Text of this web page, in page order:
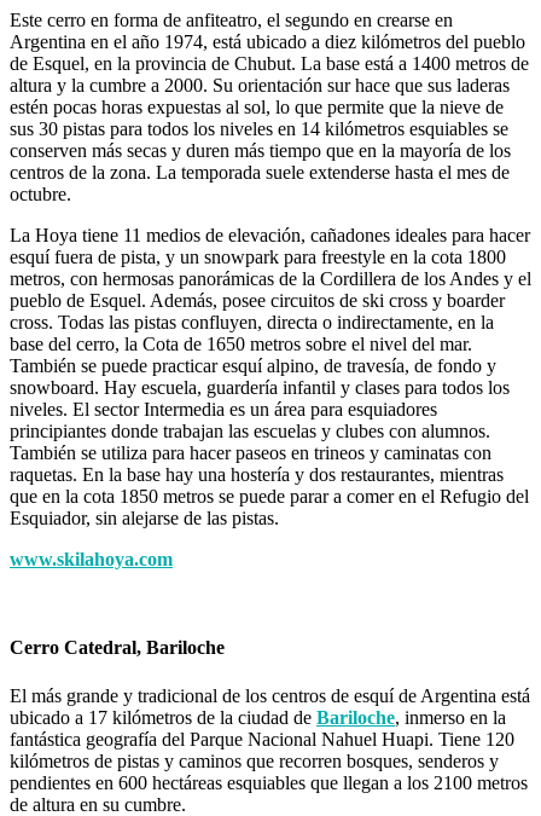
Este cerro en forma de anfiteatro, el segundo en crearse en
Argentina en el año 1974, está ubicado a diez kilómetros del pueblo
de Esquel, en la provincia de Chubut. La base está a 1400 metros de
altura y la cumbre a 2000. Su orientación sur hace que sus laderas
estén pocas horas expuestas al sol, lo que permite que la nieve de
sus 30 pistas para todos los niveles en 14 kilómetros esquiables se
conserven más secas y duren más tiempo que en la mayoría de los
centros de la zona. La temporada suele extenderse hasta el mes de
octubre.
La Hoya tiene 11 medios de elevación, cañadones ideales para hacer
esquí fuera de pista, y un snowpark para freestyle en la cota 1800
metros, con hermosas panorámicas de la Cordillera de los Andes y el
pueblo de Esquel. Además, posee circuitos de ski cross y boarder
cross. Todas las pistas confluyen, directa o indirectamente, en la
base del cerro, la Cota de 1650 metros sobre el nivel del mar.
También se puede practicar esquí alpino, de travesía, de fondo y
snowboard. Hay escuela, guardería infantil y clases para todos los
niveles. El sector Intermedia es un área para esquiadores
principiantes donde trabajan las escuelas y clubes con alumnos.
También se utiliza para hacer paseos en trineos y caminatas con
raquetas. En la base hay una hostería y dos restaurantes, mientras
que en la cota 1850 metros se puede parar a comer en el Refugio del
Esquiador, sin alejarse de las pistas.
www.skilahoya.com
Cerro Catedral, Bariloche
El más grande y tradicional de los centros de esquí de Argentina está
ubicado a 17 kilómetros de la ciudad de Bariloche, inmerso en la
fantástica geografía del Parque Nacional Nahuel Huapi. Tiene 120
kilómetros de pistas y caminos que recorren bosques, senderos y
pendientes en 600 hectáreas esquiables que llegan a los 2100 metros
de altura en su cumbre.